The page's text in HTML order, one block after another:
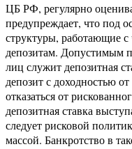
ЦБ РФ, регулярно
предупреждает, что под
структуры, работающие
депозитам. Допустимым
лиц служит депозитная
депозит с доходностью
отказаться от
депозитная ставка
следует рисковой
массой. Банкротство в